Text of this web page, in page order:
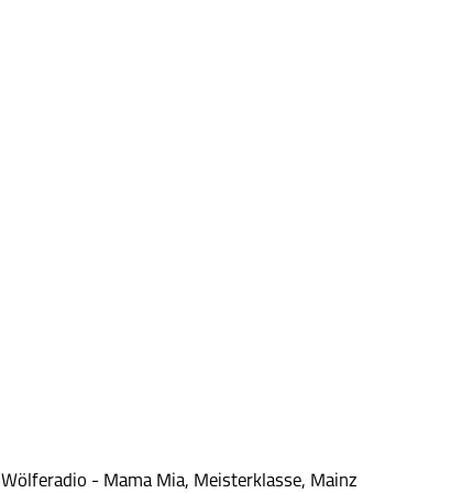
Wölferadio - Mama Mia, Meisterklasse, Mainz